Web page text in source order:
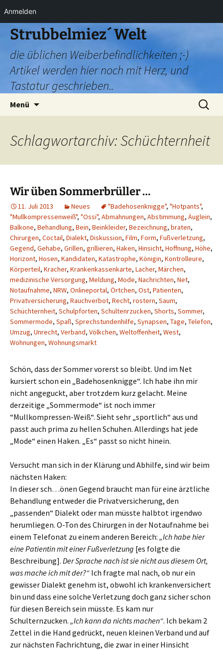
Anmelden
Zum
Inhalt
springen
Strubbelmiez´ Welt
die üblichen Weiberbefindlichkeiten ;-)
Artikel werden hier noch mit Herz, und
Tastatur geschrieben..
Menü
Suchen
nach:
Schlagwortarchiv: Schüchternheit
Wir üben Sommerbrüller …
11. Juli 2013 Neues "Badehosenknigge", "Hotpants",
"Mullkompressenweiß", "Ossi", Abmahnungen, Abstimmung, Äuglein,
Balkone, Behandlung, Bein, Beinkleider, Bezeichnung, braten,
Chirurgen, Coctail, Dialekt, Diskussion, Film, Form, Fußverletzung,
Gegend, Gehabe, Grillen, grillieren, Haken, Hinsicht, Hoffnung, Höhe,
Horizont, Hosen, Kandidaten, Katastrophe, Königin, Kontrolleure,
Körperteil, Kracher, Krankenkassenkarte, Lacher, Märchen,
medizinische Versorgung, Meldung, Mode, Nachrichten, Net,
Notaufnahme, NRW, Onlineportal, Örtchen, Ost, Patienten,
Privatversicherung, Rauchverbot, Recht, rostern, Saum,
Schüchternheit, Schulpforten, Schultenrzucken, Shorts, Sommer,
Sommermode, Spaß, Sprechstundenhilfe, Synapsen, Tage, Telefon,
Umzug, Unrecht, Verband, Völkchen, Weltoffenheit, West,
Wohnungen, Wohnungsmarkt
Schön, dass der Sommer vorerst so bleibt. Und im Net
kursiert schon ein „Badehosenknigge“. Ich habe ihn mir
nicht angeguckt, aber trotzdem kurz gelacht. Meine
derzeitige „Sommermode“ ist noch immer
“Mullkompressen-Weiß“. Sieht sehr „sportlich“ aus und
passt auch prima zu hellen Schuhen. Allerdings hat jede
„Mode“ einen Haken. „Es“ passt so nicht hinein.
Versucht man sich in der Klärung und Abhilfe, sind wir beim
nächsten Haken:
In dieser sch…önen Gegend braucht man für eine ärztliche
Behandlung entweder die Privatversicherung, den
„passenden“ Dialekt oder man müsste halbtot irgendwo
herumliegen. O-Ton des Chirurgen in der Notaufnahme bei
einem Telefonat zu einem anderen Bereich: „Ich habe hier
eine Patientin mit einer Fußverletzung [es folgte die
Beschreibung]. Der Sprache nach ist sie nicht aus diesem Ort,
was mache ich mit der?“ Ich fragte mal nach, ob nur ein
gewisser Dialekt genehm ist, obwohl ich krankenversichert
bin und dass eine solche Verletzung doch ganz sicher schon
für diesen Bereich sein müsste. Es kam nur
Schulternzucken. „Ich kann da nichts machen“. Ich bekam 2
Zettel in die Hand gedrückt, neuen kleinen Verband und auf
zur nächsten Fachrichtung, die zwar in einer Hinsicht